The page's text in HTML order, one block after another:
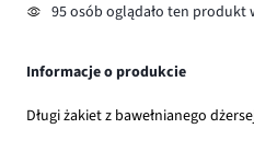
95 osób oglądało ten produkt
Informacje o produkcie
Długi żakiet z bawełnianego